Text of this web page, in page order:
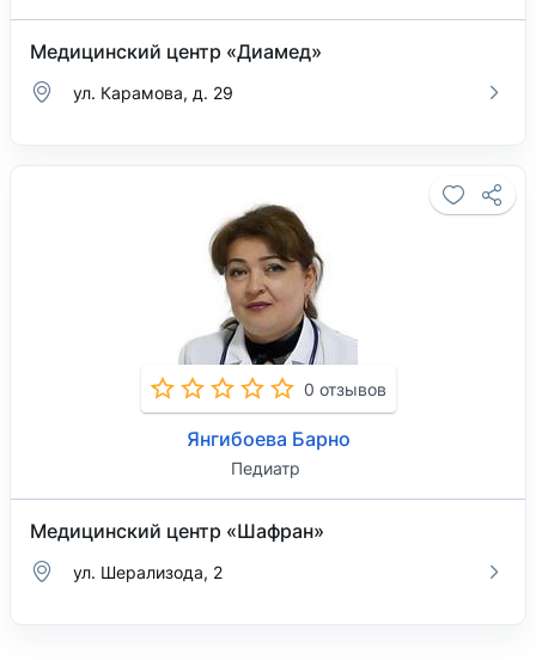
Медицинский центр «Диамед»
ул. Карамова, д. 29
0 отзывов
Янгибоева Барно
Педиатр
Медицинский центр «Шафран»
ул. Шерализода, 2